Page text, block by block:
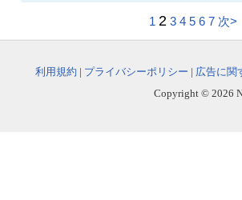
1 2 3 4 5 6 7 次>
利用規約 | プライバシーポリシー | 広告に関
Copyright © 2026